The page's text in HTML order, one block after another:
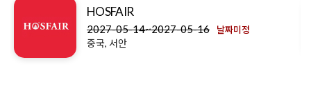
HOSFAIR
2027-05-14~2027-05-16 날짜미정
중국, 서안